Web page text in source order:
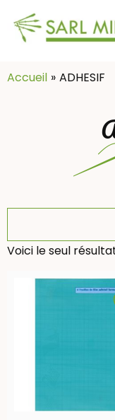
Accueil
ADHESIF
Voici le seul